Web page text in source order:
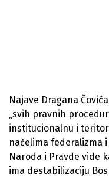
Najave Dragana
„svih pravnih
institucionalnu i
načelima federalizma
Naroda i Pravde vide
ima destabilizaciju